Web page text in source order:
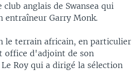
anglais de Swansea qui
entraîneur Garry Monk.
le terrain africain, en particulier
office d'adjoint de son
Roy qui a dirigé la sélection